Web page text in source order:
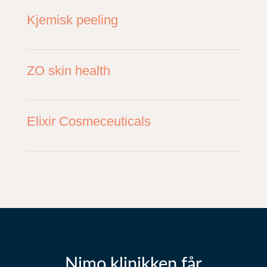
Kjemisk peeling
ZO skin health
Elixir Cosmeceuticals